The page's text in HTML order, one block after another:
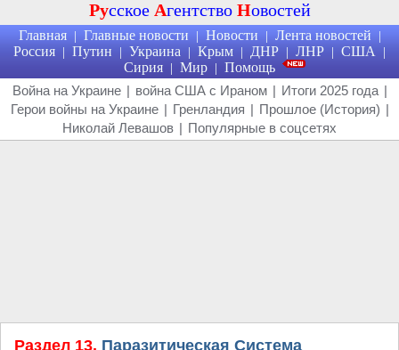
Русское Агентство Новостей
Главная | Главные новости | Новости | Лента новостей |
Россия | Путин | Украина | Крым | ДНР | ЛНР | США |
Сирия | Мир | Помощь
Война на Украине | война США с Ираном | Итоги 2025 года |
Герои войны на Украине | Гренландия | Прошлое (История) |
Николай Левашов | Популярные в соцсетях
Раздел 13. Паразитическая Система